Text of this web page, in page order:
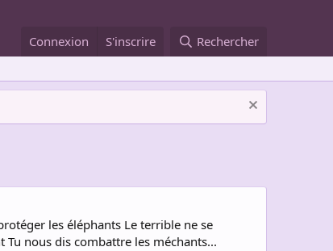
Connexion S'inscrire Rechercher
les éléphants Le terrible ne se
nous dis combattre les méchants...